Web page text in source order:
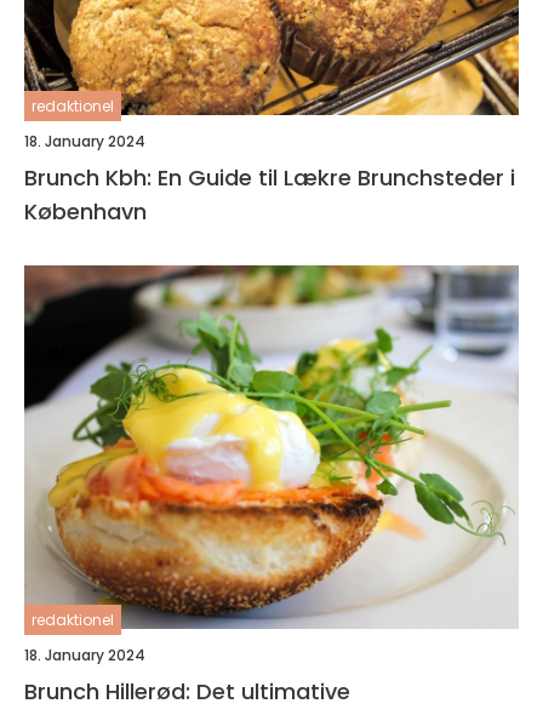
redaktionel
18. January 2024
Brunch Kbh: En Guide til Lækre Brunchsteder i
København
redaktionel
18. January 2024
Brunch Hillerød: Det ultimative